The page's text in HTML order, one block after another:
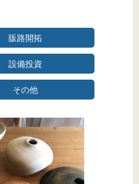
販路開拓
設備投資
その他